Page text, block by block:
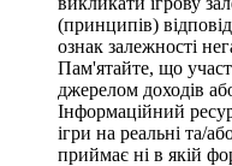
(принципів)
ознак залежності
Пам'ятайте, що
джерелом доходів
Інформаційний
ігри на реальні та/
приймає ні в якій